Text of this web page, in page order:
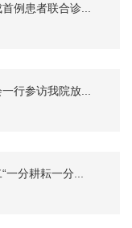
例患者联合诊...
行参访我院放...
分耕耘一分...